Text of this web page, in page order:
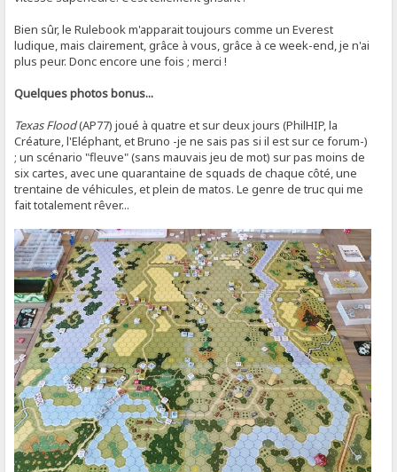
Bien sûr, le Rulebook m'apparait toujours comme un Everest
ludique, mais clairement, grâce à vous, grâce à ce week-end, je n'ai
plus peur. Donc encore une fois ; merci !
Quelques photos bonus...
Texas Flood(AP77) joué à quatre et sur deux jours (PhilHIP, la
Créature, l'Eléphant, et Bruno -je ne sais pas si il est sur ce forum-)
; un scénario "fleuve" (sans mauvais jeu de mot) sur pas moins de
six cartes, avec une quarantaine de squads de chaque côté, une
trentaine de véhicules, et plein de matos. Le genre de truc qui me
fait totalement rêver...